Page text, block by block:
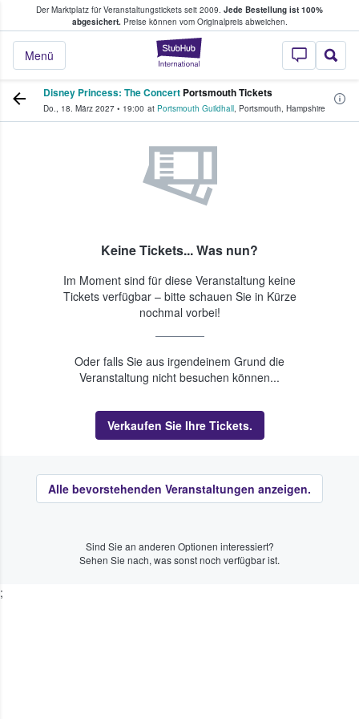
Der Marktplatz für Veranstaltungstickets seit 2009. Jede Bestellung ist 100%
abgesichert.Preise können vom Originalpreis abweichen.
StubHub - Wo
Menü
Tickets kaufen & verkaufen
Disney Princess: The Concert Portsmouth Tickets
Do., 18. März 2027 • 19:00 at Portsmouth Guildhall, Portsmouth, Hampshire
Keine Tickets... Was nun?
Im Moment sind für diese Veranstaltung keine
Tickets verfügbar – bitte schauen Sie in Kürze
nochmal vorbei!
Oder falls Sie aus irgendeinem Grund die
Veranstaltung nicht besuchen können...
Verkaufen Sie Ihre Tickets.
Alle bevorstehenden Veranstaltungen anzeigen.
Sind Sie an anderen Optionen interessiert?
Sehen Sie nach, was sonst noch verfügbar ist.
;